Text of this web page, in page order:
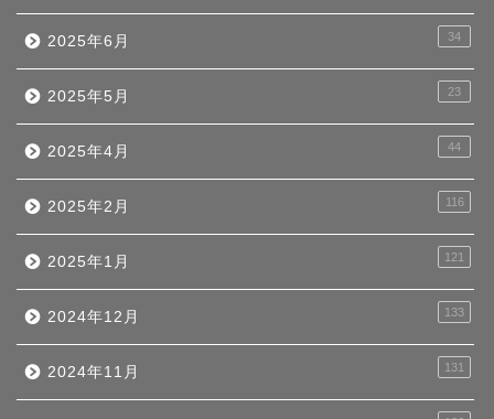
2025年6月 34
2025年5月 23
2025年4月 44
2025年2月 116
2025年1月 121
2024年12月 133
2024年11月 131